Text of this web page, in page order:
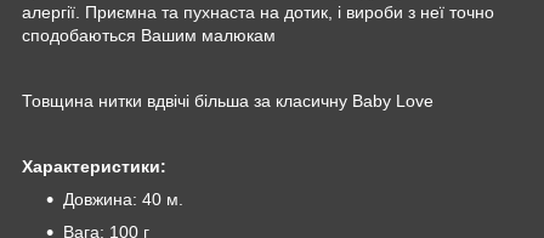
алергії. Приємна та пухнаста на дотик, і вироби з неї точно
сподобаються Вашим малюкам
Товщина нитки вдвічі більша за класичну Baby Love
Характеристики:
Довжина: 40 м.
Вага: 100 г